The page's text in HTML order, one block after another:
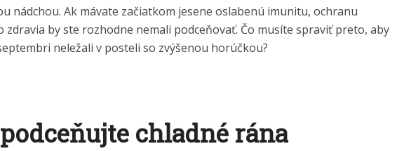
nádchou. Ak mávate začiatkom jesene oslabenú imunitu, ochranu
zdravia by ste rozhodne nemali podceňovať. Čo musíte spraviť preto, aby
neležali v posteli so zvýšenou horúčkou?
chladné rána